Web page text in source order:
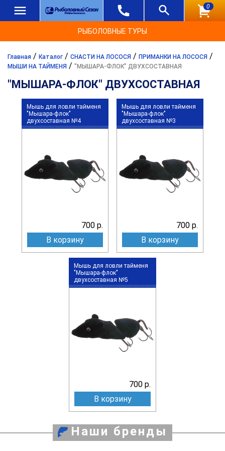
0
РЫБОЛОВНЫЕ ТУРЫ
Главная / Каталог / СНАСТИ НА ЛОСОСЯ / ПРИМАНКИ НА ЛОСОСЯ /
МЫШИ НА ТАЙМЕНЯ / "МЫШАРА-ФЛОК" ДВУХСОСТАВНАЯ
"МЫШАРА-ФЛОК" ДВУХСОСТАВНАЯ
Мышь для ловли тайменя
"Мышара-флок"
двухсоставная №4
700 р.
В корзину
Мышь для ловли тайменя
"Мышара-флок"
двухсоставная №3
700 р.
В корзину
Мышь для ловли тайменя
"Мышара-флок"
двухсоставная №5
700 р.
В корзину
Наши бренды